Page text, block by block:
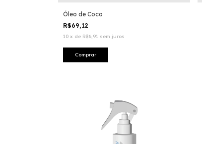
Óleo de Coco
R$69,12
10 x de R$6,91 sem juros